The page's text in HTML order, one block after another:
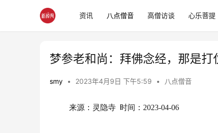
资讯 八点僧音 高僧访谈 心乐菩提
梦参老和尚：拜佛念经，那是打
smy • 2023年4月9日 下午5:59 • 八点僧音
来源：灵隐寺  时间：2023-04-06